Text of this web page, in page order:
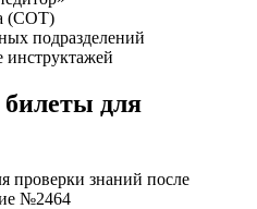
(СОТ)
подразделений
инструктажей
для
проверки знаний после
№2464